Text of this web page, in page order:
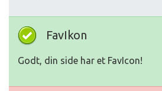
FavIkon
Godt, din side har et FavIcon!